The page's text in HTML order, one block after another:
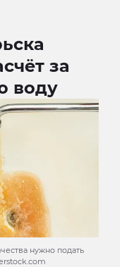
за
воду
нужно подать